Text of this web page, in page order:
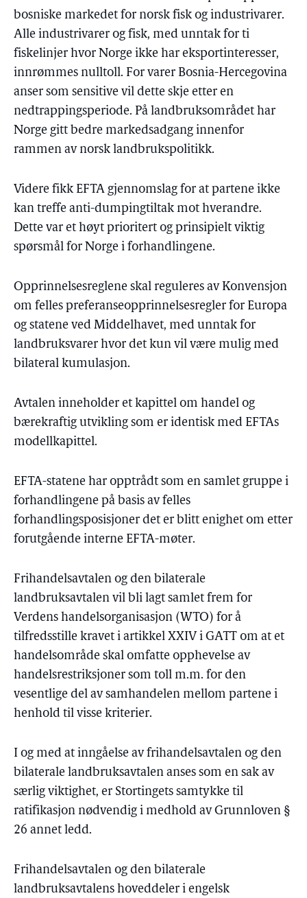
bosniske markedet for norsk fisk og industrivarer.
Alle industrivarer og fisk, med unntak for ti
fiskelinjer hvor Norge ikke har eksportinteresser,
innrømmes nulltoll. For varer Bosnia-Hercegovina
anser som sensitive vil dette skje etter en
nedtrappingsperiode. På landbruksområdet har
Norge gitt bedre markedsadgang innenfor
rammen av norsk landbrukspolitikk.
Videre fikk EFTA gjennomslag for at partene ikke
kan treffe anti-dumpingtiltak mot hverandre.
Dette var et høyt prioritert og prinsipielt viktig
spørsmål for Norge i forhandlingene.
Opprinnelsesreglene skal reguleres av Konvensjon
om felles preferanseopprinnelsesregler for Europa
og statene ved Middelhavet, med unntak for
landbruksvarer hvor det kun vil være mulig med
bilateral kumulasjon.
Avtalen inneholder et kapittel om handel og
bærekraftig utvikling som er identisk med EFTAs
modellkapittel.
EFTA-statene har opptrådt som en samlet gruppe i
forhandlingene på basis av felles
forhandlingsposisjoner det er blitt enighet om etter
forutgående interne EFTA-møter.
Frihandelsavtalen og den bilaterale
landbruksavtalen vil bli lagt samlet frem for
Verdens handelsorganisasjon (WTO) for å
tilfredsstille kravet i artikkel XXIV i GATT om at et
handelsområde skal omfatte opphevelse av
handelsrestriksjoner som toll m.m. for den
vesentlige del av samhandelen mellom partene i
henhold til visse kriterier.
I og med at inngåelse av frihandelsavtalen og den
bilaterale landbruksavtalen anses som en sak av
særlig viktighet, er Stortingets samtykke til
ratifikasjon nødvendig i medhold av Grunnloven §
26 annet ledd.
Frihandelsavtalen og den bilaterale
landbruksavtalens hoveddeler i engelsk